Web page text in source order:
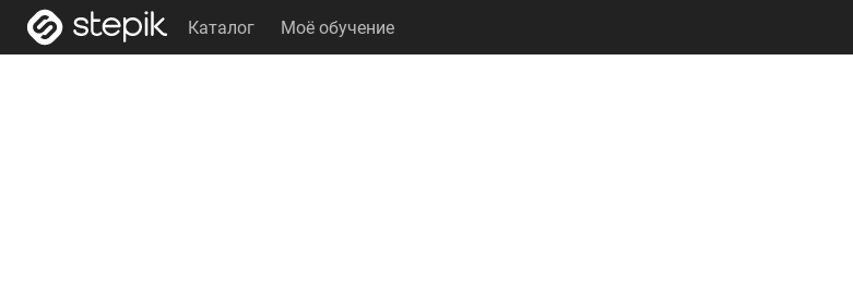
Каталог Моё обучение